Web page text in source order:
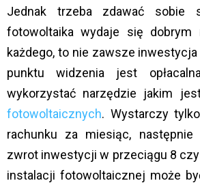
Jednak trzeba zdawać sobie
fotowoltaika wydaje się dobrym
każdego, to nie zawsze
punktu widzenia jest
wykorzystać narzędzie jakim
fotowoltaicznych. Wystarczy
rachunku za miesiąc, następnie
zwrot inwestycji w przeciągu 8 czy
instalacji fotowoltaicznej może